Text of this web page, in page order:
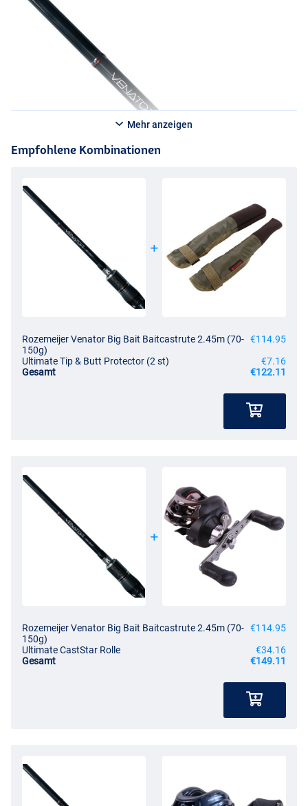
Mehr anzeigen
Empfohlene Kombinationen
Rozemeijer Venator Big Bait Baitcastrute 2.45m (70-
150g)
€114.95
Ultimate Tip & Butt Protector (2 st)
€7.16
Gesamt
€122.11
Rozemeijer Venator Big Bait Baitcastrute 2.45m (70-
150g)
€114.95
Ultimate CastStar Rolle
€34.16
Gesamt
€149.11